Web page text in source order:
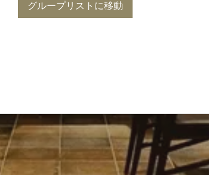
グループリストに移動